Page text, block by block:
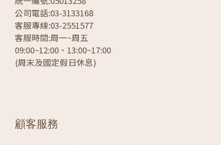
公司電話:03-3133168
客服專線:03-2551577
客服時間:周一~周五
09:00~12:00、13:00~17:00
(周末及國定假日休息)
顧客服務